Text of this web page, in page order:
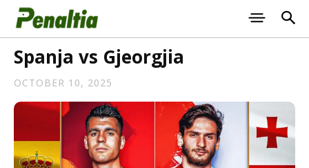
Spanja vs Gjeorgjia
OCTOBER 10, 2025